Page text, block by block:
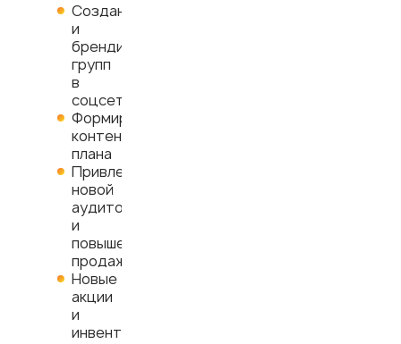
Создание
и
брендирование
групп
в
соцсетях
Формирование
контент-
плана
Привлечение
новой
аудитории
и
повышение
продаж
Новые
акции
и
инвенты